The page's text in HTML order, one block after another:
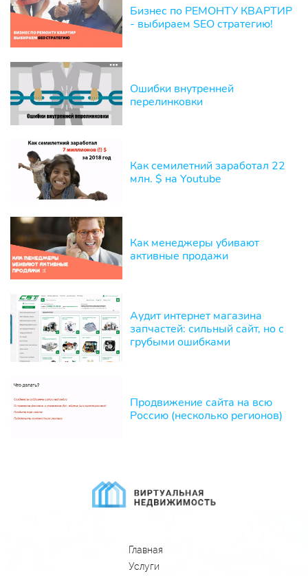
Бизнес по РЕМОНТУ КВАРТИР
- выбираем SEO стратегию!
Ошибки внутренней
перелинковки
Как семилетний заработал 22
млн. $ на Youtube
Как менеджеры убивают
активные продажи
Аудит интернет магазина
запчастей: сильный сайт, но с
грубыми ошибками
Продвижение сайта на всю
Россию (несколько регионов)
Главная
Услуги